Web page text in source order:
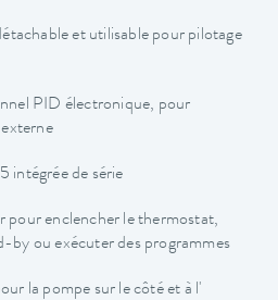
et utilisable pour pilotage
PID électronique, pour
intégrée de série
pour enclencher le thermostat,
by ou exécuter des programmes
la pompe sur le côté et à l'